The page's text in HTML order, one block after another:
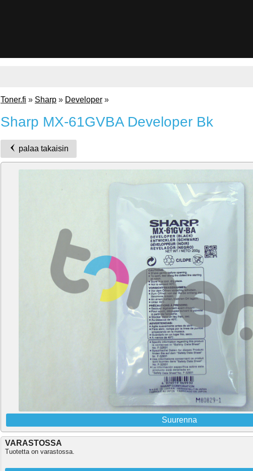
Toner.fi » Sharp » Developer »
Sharp MX-61GVBA Developer Bk
palaa takaisin
Suurenna
VARASTOSSA
Tuotetta on varastossa.